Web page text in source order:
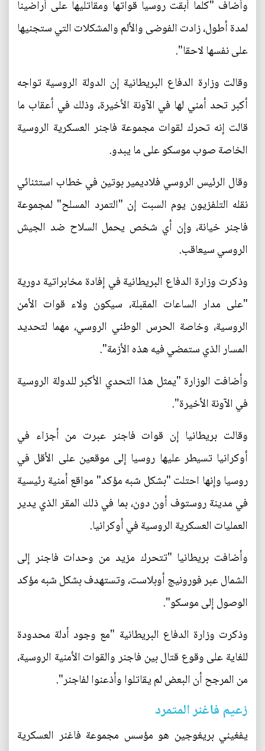
وأضاف "كلما أبقت روسيا قواتها ومقاتليها على أراضينا
لمدة أطول، زادت الفوضى والألم والمشكلات التي ستجنيها
على نفسها لاحقا".
وقالت وزارة الدفاع البريطانية إن الدولة الروسية تواجه
أكبر تحد أمني لها في الآونة الأخيرة، وذلك في أعقاب ما
قالت إنه تحرك لقوات مجموعة فاجنر العسكرية الروسية
الخاصة صوب موسكو على ما يبدو.
وقال الرئيس الروسي فلاديمير بوتين في خطاب استثنائي
نقله التلفزيون يوم السبت إن "التمرد المسلح" لمجموعة
فاجنر خيانة، وإن أي شخص يحمل السلاح ضد الجيش
الروسي سيعاقب.
وذكرت وزارة الدفاع البريطانية في إفادة مخابراتية دورية
"على مدار الساعات المقبلة، سيكون ولاء قوات الأمن
الروسية، وخاصة الحرس الوطني الروسي، مهما لتحديد
المسار الذي ستمضي فيه هذه الأزمة".
وأضافت الوزارة "يمثل هذا التحدي الأكبر للدولة الروسية
في الآونة الأخيرة".
وقالت بريطانيا إن قوات فاجنر عبرت من أجزاء في
أوكرانيا تسيطر عليها روسيا إلى موقعين على الأقل في
روسيا وإنها احتلت "بشكل شبه مؤكد" مواقع أمنية رئيسية
في مدينة روستوف أون دون، بما في ذلك المقر الذي يدير
العمليات العسكرية الروسية في أوكرانيا.
وأضافت بريطانيا "تتحرك مزيد من وحدات فاجنر إلى
الشمال عبر فورونيج أوبلاست، وتستهدف بشكل شبه مؤكد
الوصول إلى موسكو".
وذكرت وزارة الدفاع البريطانية "مع وجود أدلة محدودة
للغاية على وقوع قتال بين فاجنر والقوات الأمنية الروسية،
من المرجح أن البعض لم يقاتلوا وأذعنوا لفاجنر".
زعيم فاغنر المتمرد
يفغيني بريغوجين هو مؤسس مجموعة فاغنر العسكرية